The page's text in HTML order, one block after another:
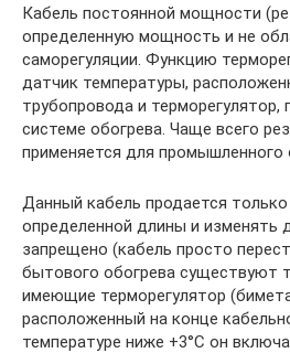
Кабель постоянной мощности
определенную мощность и не
саморегуляции. Функцию
датчик температуры,
трубопровода и
системе обогрева. Чаще всего
применяется для промышленного
Данный кабель продается
определенной длины и изменять
запрещено (кабель просто
бытового обогрева существуют
имеющие терморегулятор
расположенный на конце
температуре ниже +3°С он